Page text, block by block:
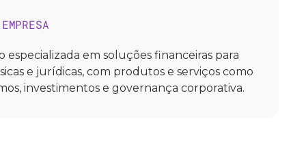
especializada em soluções financeiras para
e jurídicas, com produtos e serviços como
investimentos e governança corporativa.